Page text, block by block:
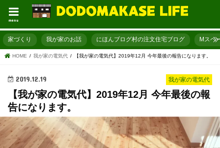
menu
家づくり 我が家のお話 にほんブログ村の注文住宅ブログ Mスペ
HOME 我が家の電気代 【我が家の電気代】2019年12月 今年最後の報告になります。
我が家の電気代
2019.12.19
【我が家の電気代】2019年12月 今年最後の報
告になります。